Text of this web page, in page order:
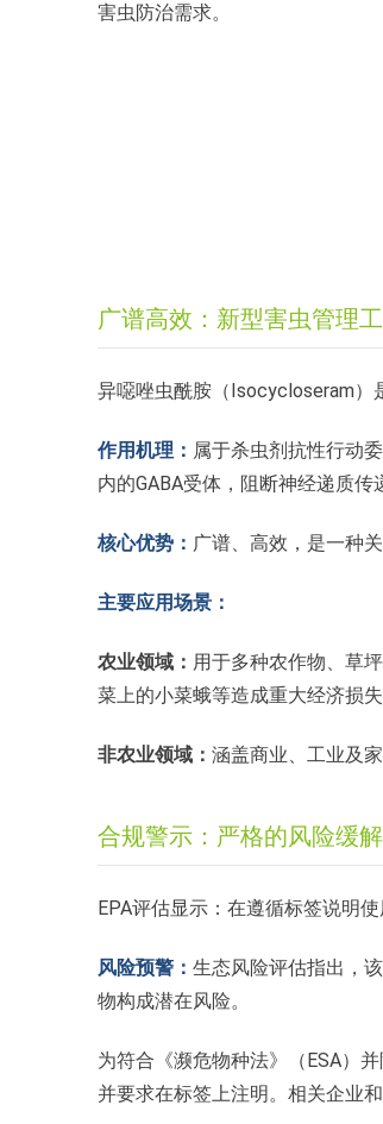
害虫防治需求。
广谱高效：新型害虫管理
异噁唑虫酰胺（Isocycloseram）
作用机理： 属于杀虫剂抗性行动
内的GABA受体，阻断神经递质传
核心优势： 广谱、高效，是一种
主要应用场景：
农业领域： 用于多种农作物、草
菜上的小菜蛾等造成重大经济损
非农业领域： 涵盖商业、工业及
合规警示：严格的风险缓
EPA评估显示：在遵循标签说明
风险预警： 生态风险评估指出，
物构成潜在风险。
为符合《濒危物种法》（ESA）
并要求在标签上注明。相关企业